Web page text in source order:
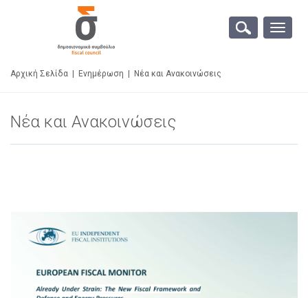
Toggle
Αρχική Σελίδα Ενημέρωση Νέα και Ανακοινώσεις
Νέα και Ανακοινώσεις